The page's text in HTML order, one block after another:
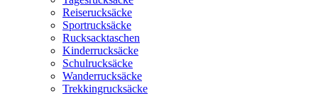
Reiserucksäcke
Sportrucksäcke
Rucksacktaschen
Kinderrucksäcke
Schulrucksäcke
Wanderrucksäcke
Trekkingrucksäcke